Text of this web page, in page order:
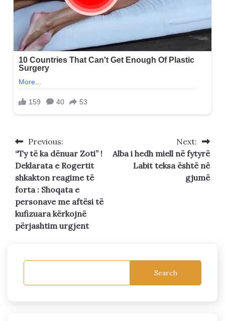
Post
navigation
Previous:
“Ty të ka dënuar Zoti” !
Deklarata e Rogertit
shkakton reagime të
forta : Shoqata e
personave me aftësi të
kufizuara kërkojnë
përjashtim urgjent
Next:
Alba i hedh miell në fytyrë
Labit teksa është në
gjumë
Search